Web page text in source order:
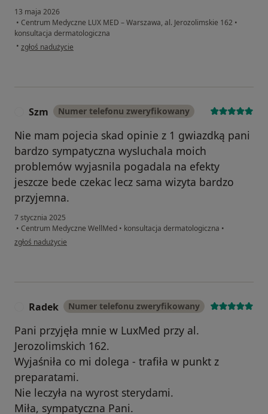
13 maja 2026
• Centrum Medyczne LUX MED – Warszawa, al. Jerozolimskie 162 •
konsultacja dermatologiczna
• w opinii użytkownika Natalia
zgłoś nadużycie
Szm Numer telefonu zweryfikowany
Nie mam pojecia skad opinie z 1 gwiazdką pani
bardzo sympatyczna wysluchala moich
problemów wyjasnila pogadala na efekty
jeszcze bede czekac lecz sama wizyta bardzo
przyjemna.
7 stycznia 2025
• Centrum Medyczne WellMed • konsultacja dermatologiczna •
w opinii użytkownika Szm
zgłoś nadużycie
Radek Numer telefonu zweryfikowany
Pani przyjęła mnie w LuxMed przy al.
Jerozolimskich 162.
Wyjaśniła co mi dolega - trafiła w punkt z
preparatami.
Nie leczyła na wyrost sterydami.
Miła, sympatyczna Pani.